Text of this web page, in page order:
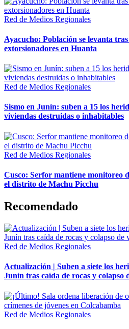
Red de Medios Regionales
Ayacucho: Población se levanta
extorsionadores en Huanta
Red de Medios Regionales
Sismo en Junín: suben a 15 los
viviendas destruidas o inhabitables
Red de Medios Regionales
Cusco: Serfor mantiene monitoreo
el distrito de Machu Picchu
Recomendado
Red de Medios Regionales
Actualización | Suben a siete los
Junín tras caída de rocas y colapso
Red de Medios Regionales